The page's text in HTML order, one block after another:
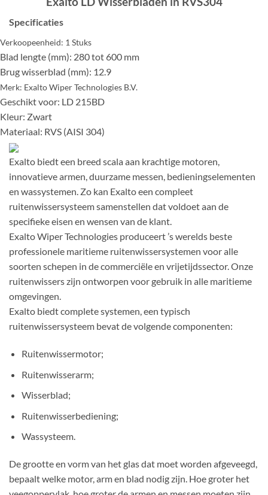
Specificaties
Verkoopeenheid: 1 Stuks
Blad lengte (mm): 280 tot 600 mm
Brug wisserblad (mm): 12.9
Merk: Exalto Wiper Technologies B.V.
Geschikt voor: LD 215BD
Kleur: Zwart
Materiaal: RVS (AISI 304)
Exalto biedt een breed scala aan krachtige motoren,
innovatieve armen, duurzame messen, bedieningselementen
en wassystemen. Zo kan Exalto een compleet
ruitenwissersysteem samenstellen dat voldoet aan de
specifieke eisen en wensen van de klant.
Exalto Wiper Technologies produceert ’s werelds beste
professionele maritieme ruitenwissersystemen voor alle
soorten schepen in de commerciële en vrijetijdssector. Onze
ruitenwissers zijn ontworpen voor gebruik in alle maritieme
omgevingen.
Exalto biedt complete systemen, een typisch
ruitenwissersysteem bevat de volgende componenten:
Ruitenwissermotor;
Ruitenwisserarm;
Wisserblad;
Ruitenwisserbediening;
Wassysteem.
De grootte en vorm van het glas dat moet worden afgeveegd,
bepaalt welke motor, arm en blad nodig zijn. Hoe groter het